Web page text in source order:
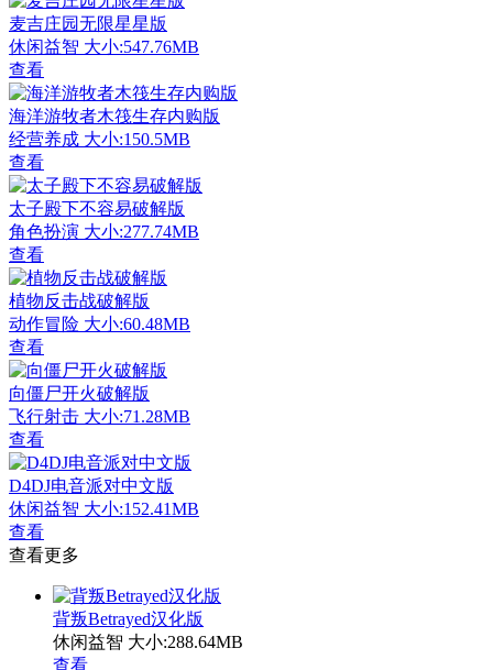
麦吉庄园无限星星版
休闲益智 大小:547.76MB
查看
海洋游牧者木筏生存内购版
经营养成 大小:150.5MB
查看
太子殿下不容易破解版
角色扮演 大小:277.74MB
查看
植物反击战破解版
动作冒险 大小:60.48MB
查看
向僵尸开火破解版
飞行射击 大小:71.28MB
查看
D4DJ电音派对中文版
休闲益智 大小:152.41MB
查看
查看更多
背叛Betrayed汉化版
休闲益智 大小:288.64MB
查看